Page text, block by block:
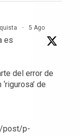
del error de
de
post/p-